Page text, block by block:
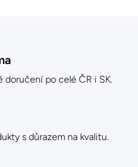
doručení po celé ČR i SK.
s důrazem na kvalitu.